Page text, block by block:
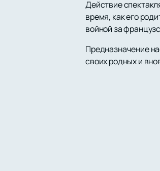
Действие
время, как его
войной за
Предназначение
своих родных и